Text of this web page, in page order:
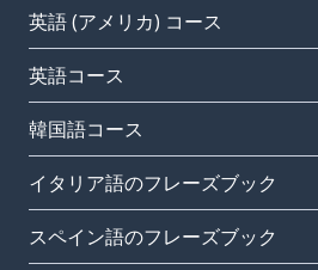
英語 (アメリカ) コース
英語コース
韓国語コース
イタリア語のフレーズブック
スペイン語のフレーズブック